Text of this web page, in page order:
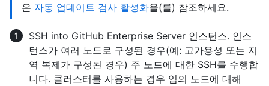
은 자동 업데이트 검사 활성화을(를) 참조하세요.
SSH into GitHub Enterprise Server 인스턴스. 인스
턴스가 여러 노드로 구성된 경우(예: 고가용성 또는 지
역 복제가 구성된 경우) 주 노드에 대한 SSH를 수행합
니다. 클러스터를 사용하는 경우 임의 노드에 대해